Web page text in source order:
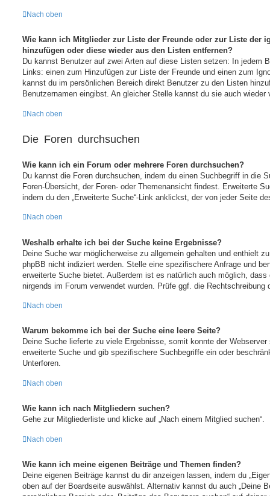
Nach oben
Wie kann ich Mitglieder zur Liste der Freunde oder zur Liste der
hinzufügen oder diese wieder aus den Listen entfernen?
Du kannst Benutzer auf zwei Arten auf diese Listen setzen: In jedem
Links: einen zum Hinzufügen zur Liste der Freunde und einen zum
kannst du im persönlichen Bereich direkt Benutzer zu den Listen
Benutzernamen eingibst. An gleicher Stelle kannst du sie auch wieder
Nach oben
Die Foren durchsuchen
Wie kann ich ein Forum oder mehrere Foren durchsuchen?
Du kannst die Foren durchsuchen, indem du einen Suchbegriff in die
Foren-Übersicht, der Foren- oder Themenansicht findest. Erweiterte
indem du den „Erweiterte Suche“-Link anklickst, der von jeder Seite
Nach oben
Weshalb erhalte ich bei der Suche keine Ergebnisse?
Deine Suche war möglicherweise zu allgemein gehalten und enthielt
phpBB nicht indiziert werden. Stelle eine spezifischere Anfrage und
erweiterte Suche bietet. Außerdem ist es natürlich auch möglich, dass
nirgends im Forum verwendet wurden. Prüfe ggf. die Rechtschreibung
Nach oben
Warum bekomme ich bei der Suche eine leere Seite?
Deine Suche lieferte zu viele Ergebnisse, somit konnte der
erweiterte Suche und gib spezifischere Suchbegriffe ein oder
Unterforen.
Nach oben
Wie kann ich nach Mitgliedern suchen?
Gehe zur Mitgliederliste und klicke auf „Nach einem Mitglied suchen“.
Nach oben
Wie kann ich meine eigenen Beiträge und Themen finden?
Deine eigenen Beiträge kannst du dir anzeigen lassen, indem du
oben auf der Boardseite auswählst. Alternativ kannst du auch „Deine